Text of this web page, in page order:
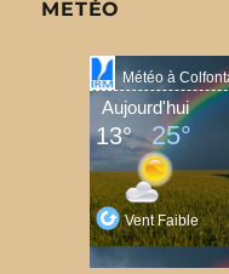
METÉO